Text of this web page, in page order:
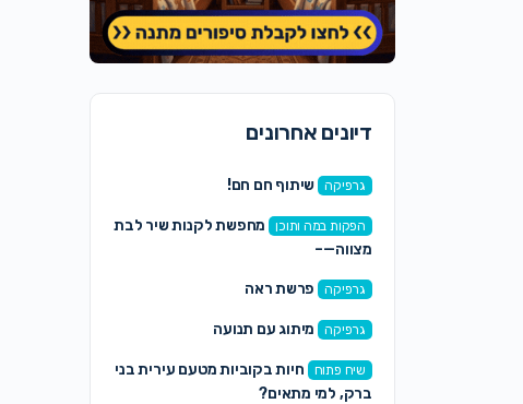
דיונים אחרונים
גרפיקה שיתוף חם חם!
הפקות במה ותוכן
מחפשת לקנות שיר לבת
מצווה—–
גרפיקה פרשת ראה
גרפיקה מיתוג עם תנועה
שיח פתוח
חיות בקוביות מטעם עירית בני
ברק, למי מתאים?